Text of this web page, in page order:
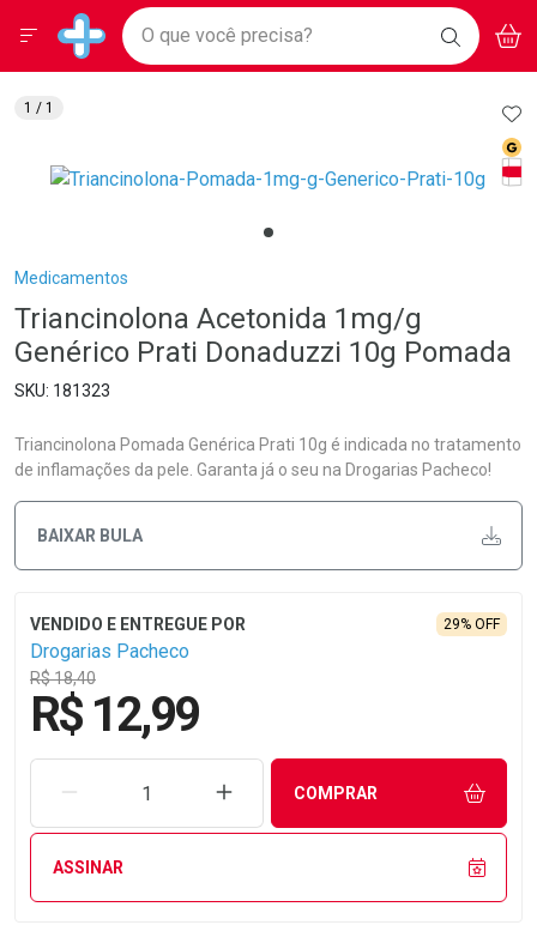
Drogarias Pacheco
Baixe nosso APP e aproveite Ofertas Exclusivas!
BAIXE
O APP
Ir direto para a home
pela página
Ir direto para o conteúdo
Ir direto para a busca
Ir direto para a conta
Ir direto para a notificações
Ir direto para o carrinho
Faça a sua busca
O que você precisa? BUSCAR
Menu
Breadcrumb
Medicamentos
Triancinolona Acetonida 1mg/g
Genérico Prati Donaduzzi 10g Pomada
181323
Triancinolona Pomada Genérica Prati 10g é indicada no tratamento
de inflamações da pele. Garanta já o seu na Drogarias Pacheco!
BAIXAR BULA
Drogarias Pacheco
R$ 18,40
29% OFF
R$ 12,99
REMOVER UMA UNIDADEAUMENTAR UMA UNIDADE
COMPRAR
ASSINAR
1 / 1